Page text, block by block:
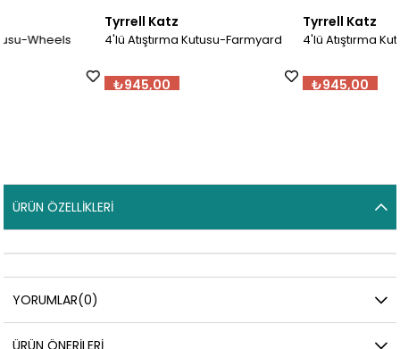
4'lü Atıştırma Kutusu-Farmyard
₺945,00
4'lü Atıştırma Kutusu- Unicorn
₺945,00
ÜRÜN ÖZELLIKLERI
YORUMLAR(0)